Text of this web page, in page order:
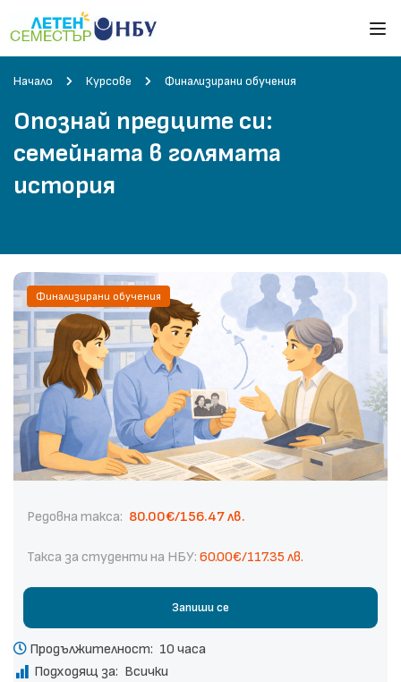
Начало Курсове Финализирани обучения
Опознай предците си:
семейната в голямата
история
Финализирани обучения
Редовна такса: 80.00€/156.47 лв.
Такса за студенти на НБУ: 60.00€/117.35 лв.
Запиши се
Продължителност: 10 часа
Подходящ за: Всички